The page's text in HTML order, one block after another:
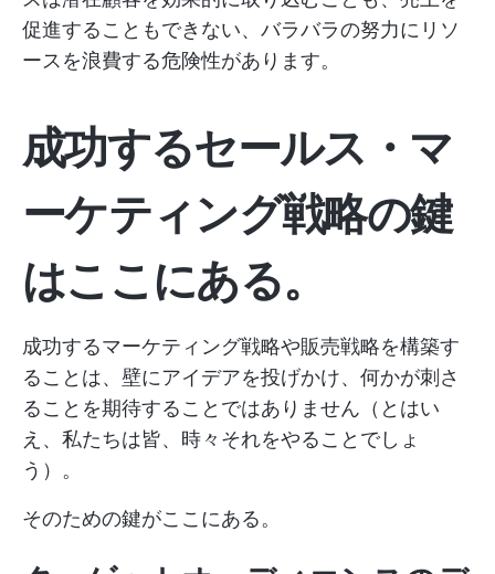
促進することもできない、バラバラの努力にリソ
ースを浪費する危険性があります。
成功するセールス・マ
ーケティング戦略の鍵
はここにある。
成功するマーケティング戦略や販売戦略を構築す
ることは、壁にアイデアを投げかけ、何かが刺さ
ることを期待することではありません（とはい
え、私たちは皆、時々それをやることでしょ
う）。
そのための鍵がここにある。